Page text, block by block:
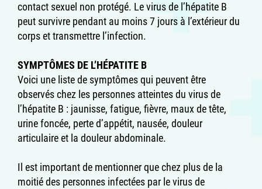
contact sexuel non protégé. Le virus de l’hépatite B
peut survivre pendant au moins 7 jours à l’extérieur du
corps et transmettre l’infection.
SYMPTÔMES DE L’HÉPATITE B
Voici une liste de symptômes qui peuvent être
observés chez les personnes atteintes du virus de
l’hépatite B : jaunisse, fatigue, fièvre, maux de tête,
urine foncée, perte d’appétit, nausée, douleur
articulaire et la douleur abdominale.
Il est important de mentionner que chez plus de la
moitié des personnes infectées par le virus de